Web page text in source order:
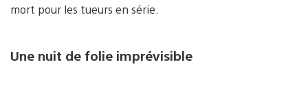
mort pour les tueurs en série.
Une nuit de folie imprévisible